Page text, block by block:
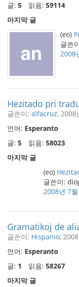
글: 5 읽음: 59114
마지막 글
(eo)
글쓴
2008
Hezitado pri
글쓴이: alfacruz, 2008
언어: Esperanto
글: 5 읽음: 58023
마지막 글
(eo)
글쓴이:
2008년 7
Gramatikoj de
글쓴이: Hispanio,
언어: Esperanto
글: 1 읽음: 58267
마지막 글